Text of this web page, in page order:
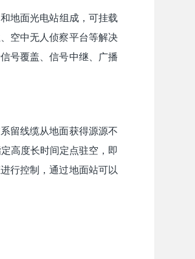
地面光电站组成，可挂载
空中无人侦察平台等解决
号覆盖、信号中继、广播
留线缆从地面获得源源不
高度长时间定点驻空，即
行控制，通过地面站可以